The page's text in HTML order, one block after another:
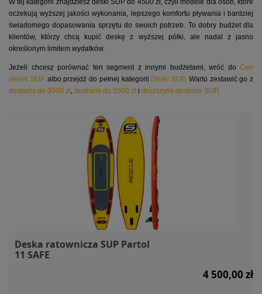
W tej kategorii znajdziesz deski SUP do 4500 zł, czyli modele dla osób, które
oczekują wyższej jakości wykonania, lepszego komfortu pływania i bardziej
świadomego dopasowania sprzętu do swoich potrzeb. To dobry budżet dla
klientów, którzy chcą kupić deskę z wyższej półki, ale nadal z jasno
określonym limitem wydatków.
Jeżeli chcesz porównać ten segment z innymi budżetami, wróć do Cen
desek SUPalbo przejdź do pełnej kategorii Deski SUP. Warto zestawić go z
deskami do 3500 zł, deskami do 5500 zł i droższymi deskami SUP.
Deska ratownicza SUP Partol
11 SAFE
4 500,00 zł